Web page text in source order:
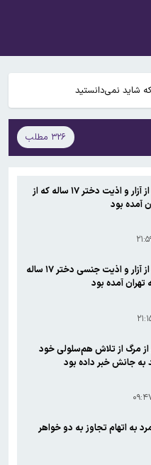
ایرانی دیگر در فهرست تحریم‌های
آیا میوه و عسل به بزرگ‌تر
ایرانی دیگر در فهرست تحریم‌های
۳۲۶ مطلب
روایت پلیس از آزار و اذیت دختر ۱۷ ساله که از
آمده بود
روایت پلیس از آزار و اذیت جنسی دختر ۱۷ ساله
تهران آمده بود
مرگ از تلاش هم‌سلولی خود
به جانش خبر داده بود
۵ مرد به اتهام تجاوز به دو خواهر